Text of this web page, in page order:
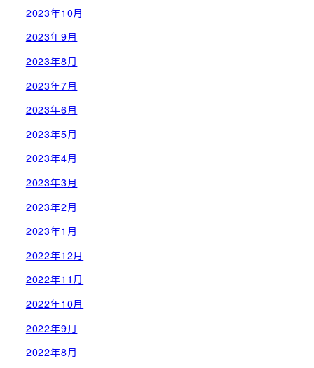
2023年10月
2023年9月
2023年8月
2023年7月
2023年6月
2023年5月
2023年4月
2023年3月
2023年2月
2023年1月
2022年12月
2022年11月
2022年10月
2022年9月
2022年8月